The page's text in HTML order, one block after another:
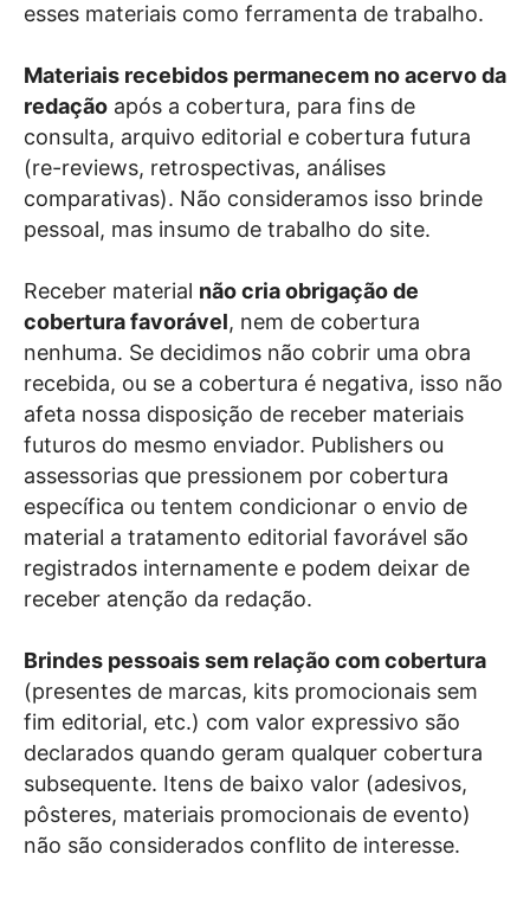
esses materiais como ferramenta de trabalho.
Materiais recebidos permanecem no acervo da
redação após a cobertura, para fins de
consulta, arquivo editorial e cobertura futura
(re-reviews, retrospectivas, análises
comparativas). Não consideramos isso brinde
pessoal, mas insumo de trabalho do site.
Receber material não cria obrigação de
cobertura favorável, nem de cobertura
nenhuma. Se decidimos não cobrir uma obra
recebida, ou se a cobertura é negativa, isso não
afeta nossa disposição de receber materiais
futuros do mesmo enviador. Publishers ou
assessorias que pressionem por cobertura
específica ou tentem condicionar o envio de
material a tratamento editorial favorável são
registrados internamente e podem deixar de
receber atenção da redação.
Brindes pessoais sem relação com cobertura
(presentes de marcas, kits promocionais sem
fim editorial, etc.) com valor expressivo são
declarados quando geram qualquer cobertura
subsequente. Itens de baixo valor (adesivos,
pôsteres, materiais promocionais de evento)
não são considerados conflito de interesse.